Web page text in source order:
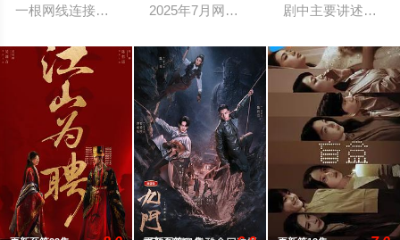
一根网线连接了中国鹿鸣村和英国牛津，麦香通过视频向米良
2025年7月网络剧备案当代 都市 海南越酷
剧中主要讲述了以